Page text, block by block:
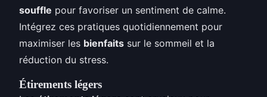
souffle pour favoriser un sentiment de calme.
Intégrez ces pratiques quotidiennement pour
maximiser les bienfaits sur le sommeil et la
réduction du stress.
Étirements légers